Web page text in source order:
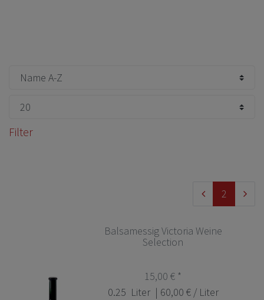
Filter
2
Balsamessig Victoria Weine
Selection
15,00 € *
0.25 Liter | 60,00 € / Liter